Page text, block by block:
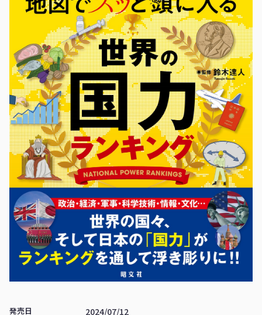
発売日 2024/07/12